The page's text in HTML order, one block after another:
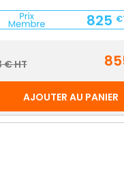
825
€ HT
AJOUTER AU PANIER